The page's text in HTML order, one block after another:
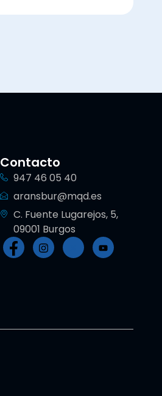
Contacto
947 46 05 40
aransbur@mqd.es
C. Fuente Lugarejos, 5,
09001 Burgos